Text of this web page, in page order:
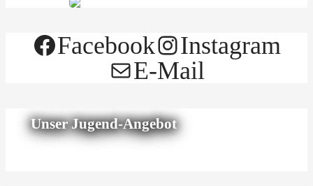
Facebook
Instagram
E-Mail
Unser Jugend-Angebot